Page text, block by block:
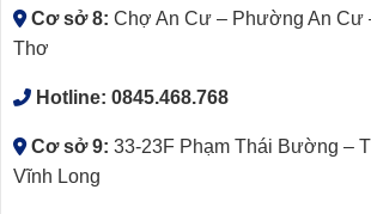
Cơ sở 8: Chợ An Cư – Phường An Cư
Thơ
Hotline: 0845.468.768
Cơ sở 9: 33-23F Phạm Thái Bường –
Vĩnh Long